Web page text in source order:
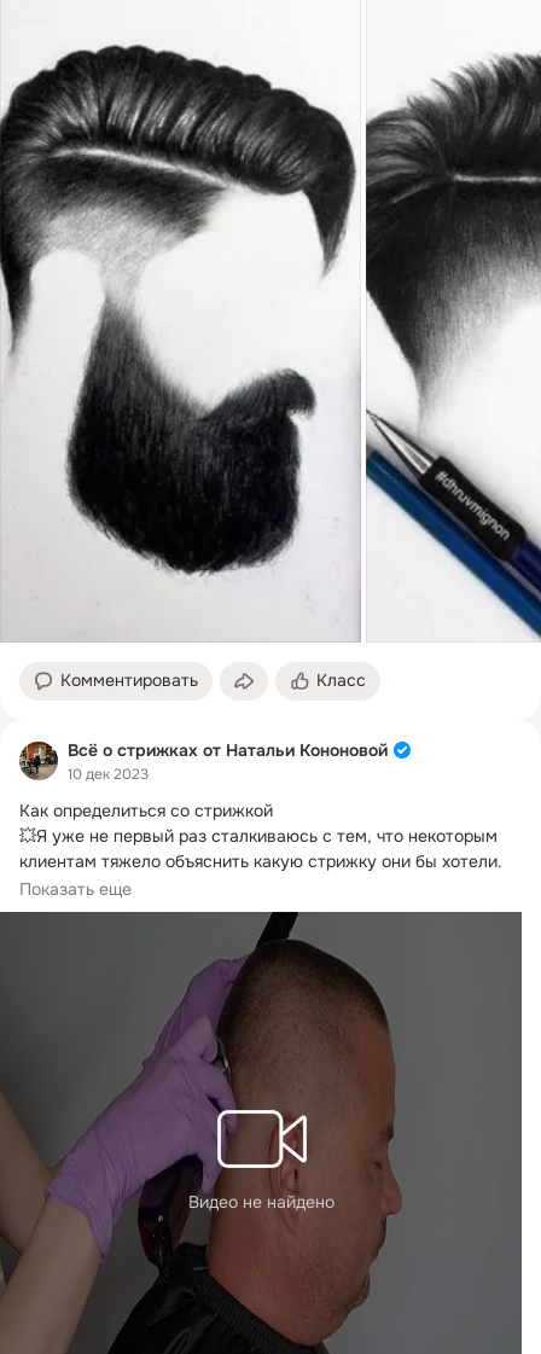
Комментировать Класс
Всё о стрижках от Натальи Кононовой
10 дек 2023
Как определиться со стрижкой
💥Я уже не первый раз сталкиваюсь с тем, что некоторым
клиентам тяжело объяснить какую стрижку они бы хотели.
Даже при наличии фотографий.
Показать еще
Видео не найдено